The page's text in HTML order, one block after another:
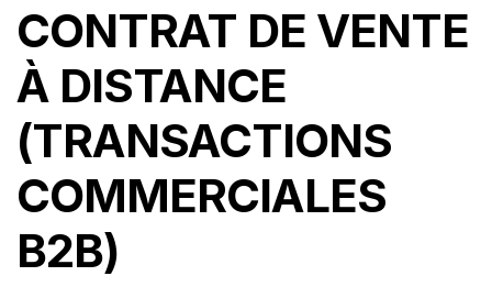
CONTRAT DE VENTE
À DISTANCE
(TRANSACTIONS
COMMERCIALES
B2B)